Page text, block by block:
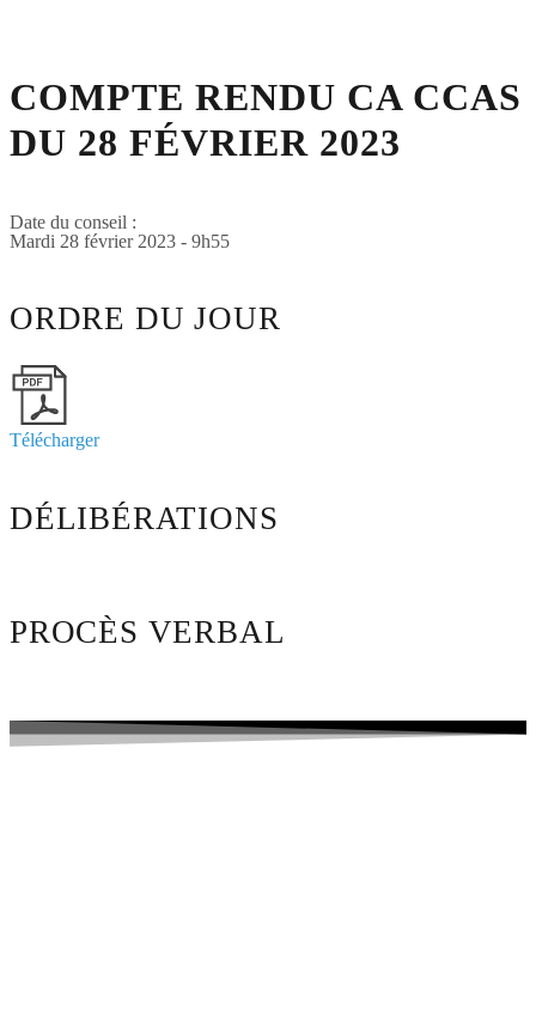
COMPTE RENDU CA CCAS
DU 28 FÉVRIER 2023
Date du conseil :
Mardi 28 février 2023 - 9h55
ORDRE DU JOUR
Télécharger
DÉLIBÉRATIONS
PROCÈS VERBAL